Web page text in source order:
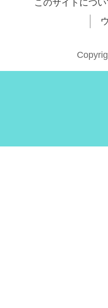
このサイトについ